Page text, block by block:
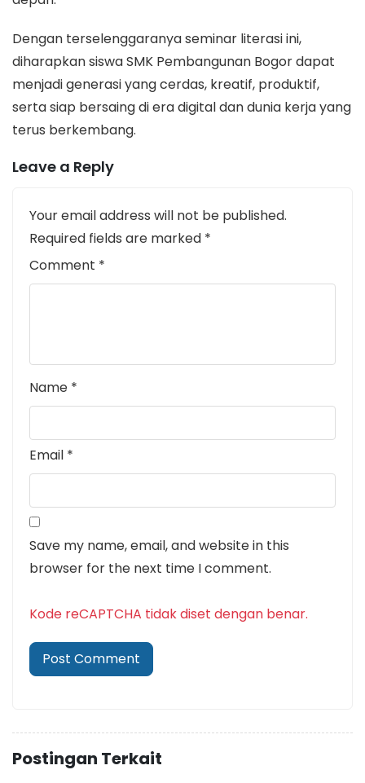
Dengan terselenggaranya seminar literasi ini,
diharapkan siswa SMK Pembangunan Bogor dapat
menjadi generasi yang cerdas, kreatif, produktif,
serta siap bersaing di era digital dan dunia kerja yang
terus berkembang.
Leave a Reply
Your email address will not be published.
Required fields are marked *
Comment *
Name *
Email *
Save my name, email, and website in this
browser for the next time I comment.
Kode reCAPTCHA tidak diset dengan benar.
Postingan Terkait